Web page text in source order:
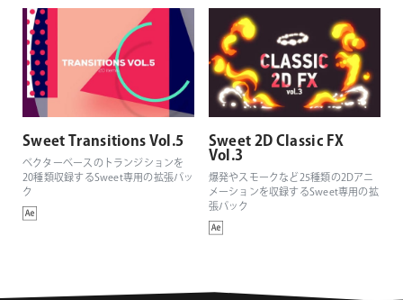
Sweet Transitions Vol.5
ベクターベースのトランジションを
20種類収録するSweet専用の拡張パッ
ク
Sweet 2D Classic FX
Vol.3
爆発やスモークなど25種類の2Dアニ
メーションを収録するSweet専用の拡
張パック